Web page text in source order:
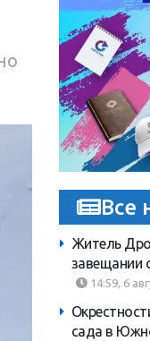
Все
Житель
завещании
14:59, 6
сада в